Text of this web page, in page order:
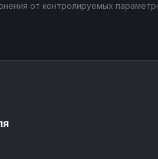
от контролируемых